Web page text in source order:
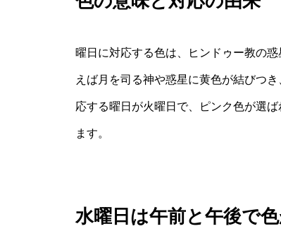
曜日に対応する色は、ヒンドゥー教の
えば月を司る神や惑星に黄色が結びつ
応する曜日が火曜日で、ピンク色が選
ます。
水曜日は午前と午後で